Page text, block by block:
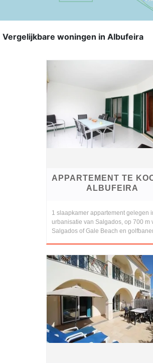
Vergelijkbare woningen in Albufeira
APPARTEMENT TE
ALBUFEIRA
1 slaapkamer appartement gelegen
urbanisatie van Salgados, op 700 m
Salgados of Gale Beach en